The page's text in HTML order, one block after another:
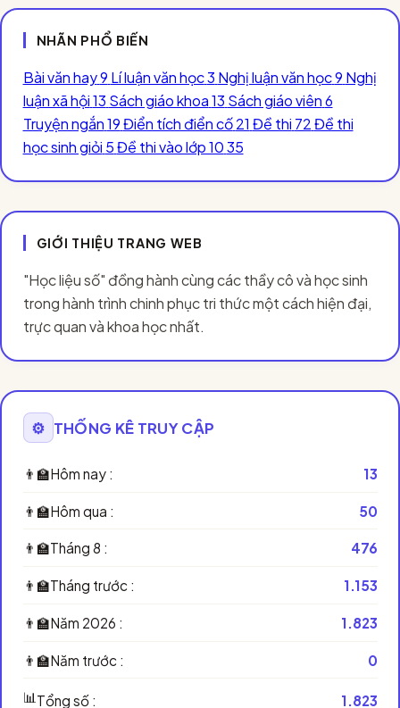
NHÃN PHỔ BIẾN
Bài văn hay9 Lí luận văn học3 Nghị luận văn học9 Nghị
luận xã hội13 Sách giáo khoa13 Sách giáo viên6
Truyện ngắn19Điển tích điển cố 21 Đề thi 72Đề thi
học sinh giỏi 5Đề thi vào lớp 1035
GIỚI THIỆU TRANG WEB
"Học liệu số" đồng hành cùng các thầy cô và học sinh
trong hành trình chinh phục tri thức một cách hiện đại,
trực quan và khoa học nhất.
⚙️ THỐNG KÊ TRUY CẬP
👨‍🏫Hôm nay : 13
👨‍🏫Hôm qua : 50
👨‍🏫Tháng 8 : 476
👨‍🏫Tháng trước : 1.153
👨‍🏫Năm 2026 : 1.823
👨‍🏫Năm trước : 0
📊 Tổng số : 1.823